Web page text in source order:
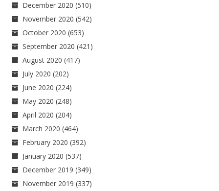
December 2020 (510)
November 2020 (542)
October 2020 (653)
September 2020 (421)
August 2020 (417)
July 2020 (202)
June 2020 (224)
May 2020 (248)
April 2020 (204)
March 2020 (464)
February 2020 (392)
January 2020 (537)
December 2019 (349)
November 2019 (337)